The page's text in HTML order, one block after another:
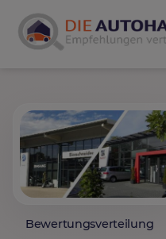
Bewertungsverteilung